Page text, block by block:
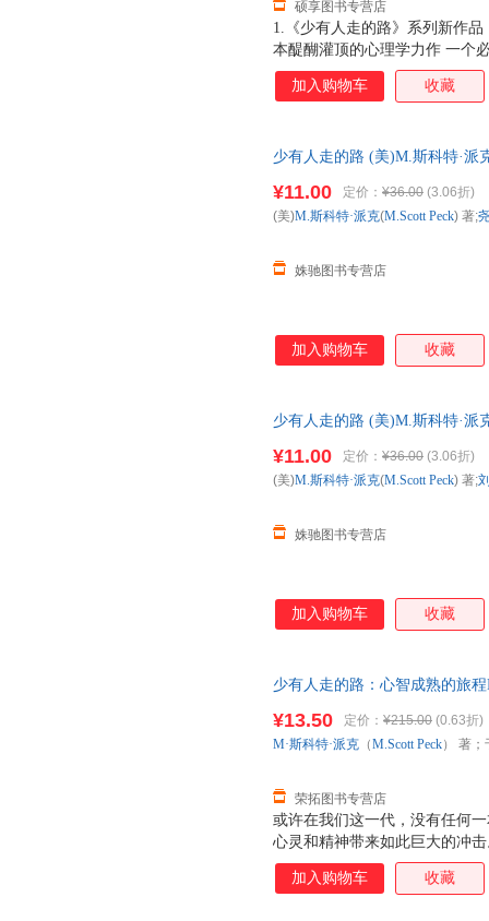
1.《少有人走的路》系列新作
本醍醐灌顶的心理学力作 一个
一样的鼓声》告诉我们：在恋
中，朋友和同事关系中，上下
硕享图书专营店
加入购物车 收藏
少有人走的路 (美)M.斯科特·派
¥11.00 定价： ¥36.00 (3.06折)
姝驰图书专营店
(美)M.斯科特·派克(M.Scott Peck) 著;
加入购物车 收藏
少有人走的路 (美)M.斯科特·派
¥11.00 定价： ¥36.00 (3.06折)
姝驰图书专营店
(美)M.斯科特·派克(M.Scott Peck) 著;
加入购物车 收藏
少有人走的路：心智成熟的旅
套，电子发票！
或许在我们这一代，没有任何
心灵和精神带来如此巨大的冲
翻译成23种以上的语言；在《
间。这是出版史上的一大奇迹
¥13.50 定价： ¥215.00 (0.63折)
荣拓图书专营店
M·斯科特·派克 （M.Scott Peck） 著；
加入购物车 收藏